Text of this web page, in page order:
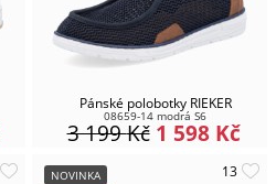
Pánské polobotky RIEKER
08659-14 modrá S6
1 598 Kč
3 199Kč
NOVINKA